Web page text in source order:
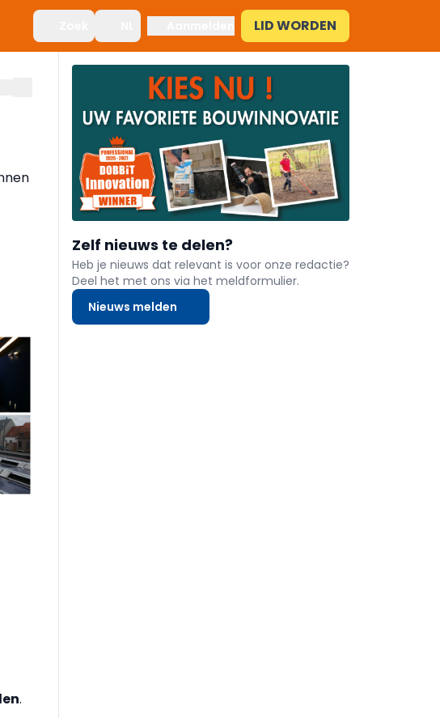
LID WORDEN
.
Zelf nieuws te delen?
Heb je nieuws dat relevant is voor onze redactie?
Deel het met ons via het meldformulier.
Nieuws melden